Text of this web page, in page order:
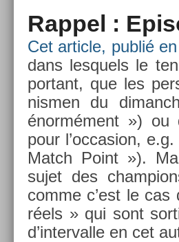
Rap­pel :
Cet ar­ticle, publié
dans les­quels le
por­tant, que les
nism­en du
énormément ») ou
pour l’oc­cas­ion,
Match Point »).
sujet des
comme c’est le
réels » qui sont
d’in­terval­le en cet